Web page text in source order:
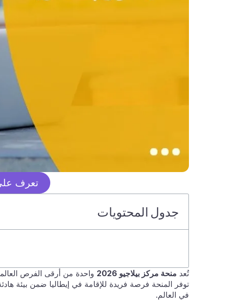
تعرف
جدول المحتويات
تُعد منحة مركز بيلاجيو 2026
واحدة من أرقى الفرص
توفر المنحة فرصة فريدة للإقامة في إيطاليا ضمن بيئة
في العالم.